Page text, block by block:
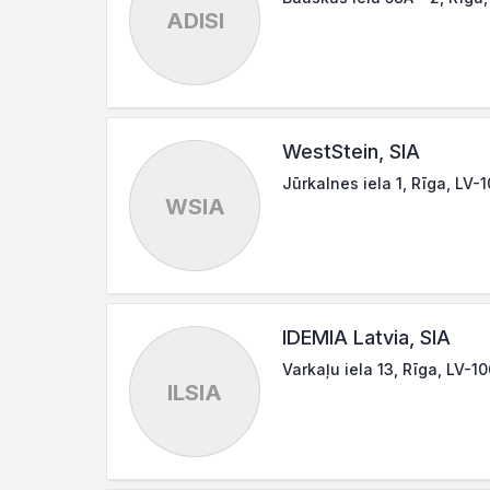
ADISI
WSIA
WestStein, SIA
Jūrkalnes iela 1, Rīga, LV-
ILSIA
IDEMIA Latvia, SIA
Varkaļu iela 13, Rīga, LV-